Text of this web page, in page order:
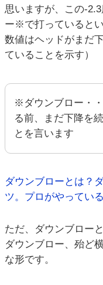
思いますが、この-
ー※で打っていると
数値はヘッドがまだ
ていることを示す）
※ダウンブロー・
る前、まだ下降を
とを言います
ダウンブローとは？
ツ。プロがやってい
ただ、ダウンブロー
ダウンブロー、殆ど
な形です。